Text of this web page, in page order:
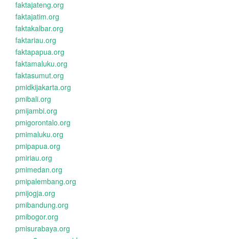
faktajateng.org
faktajatim.org
faktakalbar.org
faktariau.org
faktapapua.org
faktamaluku.org
faktasumut.org
pmidkijakarta.org
pmibali.org
pmijambi.org
pmigorontalo.org
pmimaluku.org
pmipapua.org
pmiriau.org
pmimedan.org
pmipalembang.org
pmijogja.org
pmibandung.org
pmibogor.org
pmisurabaya.org